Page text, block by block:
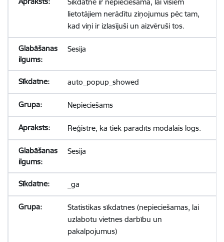
lietotājiem nerādītu ziņojumus pēc tam,
kad viņi ir izlasījuši un aizvēruši tos.
Sesija
auto_popup_showed
Nepieciešams
Reģistrē, ka tiek parādīts modālais logs.
Sesija
_ga
Statistikas sīkdatnes (nepieciešamas, lai
uzlabotu vietnes darbību un
pakalpojumus)